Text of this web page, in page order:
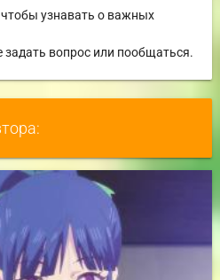
чтобы узнавать о важных
задать вопрос или пообщаться.